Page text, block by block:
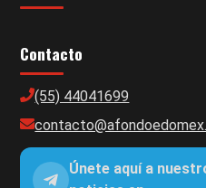
Contacto
(55) 44041699
Únete aquí a